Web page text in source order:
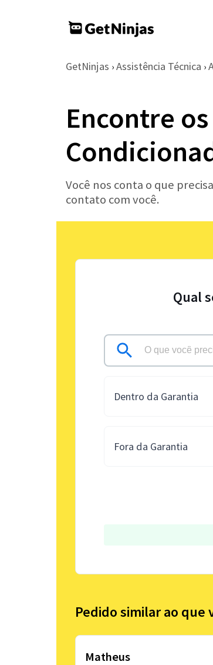
GetNinjas › Assistência Técnica ›
Encontre
Você nos conta o que
contato com você.
Qual
Dentro da Garantia
Fora da Garantia
Pedido similar ao que
Matheus